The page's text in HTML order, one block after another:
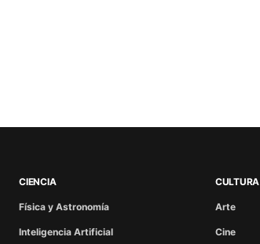
CIENCIA
Física y Astronomía
Inteligencia Artificial
CULTURA
Arte
Cine